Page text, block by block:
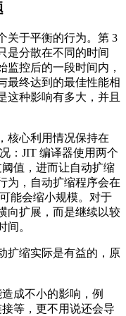
关于平衡的行为。第 3
是分散在不同的时间
监控后的一段时间内，
最终达到的最佳性能相
这种影响有多大，并且
核心利用情况保持在
：JIT 编译器使用两个
值，进而让自动扩缩
为，自动扩缩程序会在
能会缩小规模。对于
向扩展，而是继续以较
间。
扩缩实际是有益的，原
成不小的影响，例
等，更不用说还会导